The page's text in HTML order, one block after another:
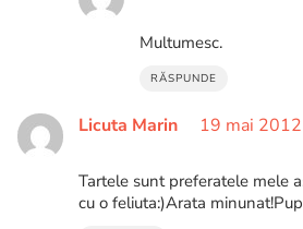
Multumesc.
RĂSPUNDE
Licuta Marin 19 mai
Tartele sunt preferatele mele
cu o feliuta:)Arata